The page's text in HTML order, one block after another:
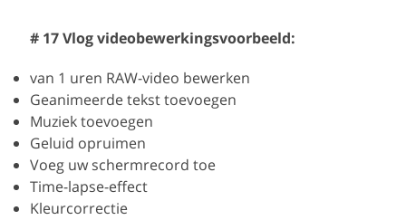
# 17 Vlog videobewerkingsvoorbeeld:
van 1 uren RAW-video bewerken
Geanimeerde tekst toevoegen
Muziek toevoegen
Geluid opruimen
Voeg uw schermrecord toe
Time-lapse-effect
Kleurcorrectie